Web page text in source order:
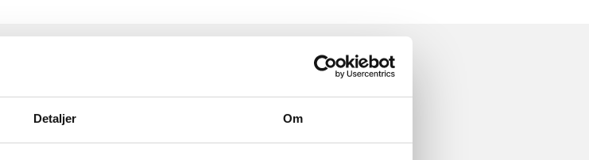
Detaljer Om